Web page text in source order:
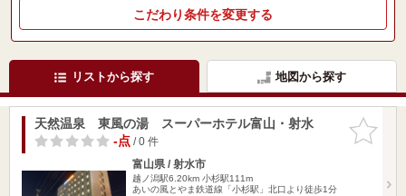
こだわり条件を変更する
リストから探す 地図から探す
お気に入
りに追加
天然温泉 東風の湯 スーパーホテル富山・射水
-点/ 0 件
富山県 / 射水市
越ノ潟駅6.20km 小杉駅111m
あいの風とやま鉄道線「小杉駅」北口より徒歩1分